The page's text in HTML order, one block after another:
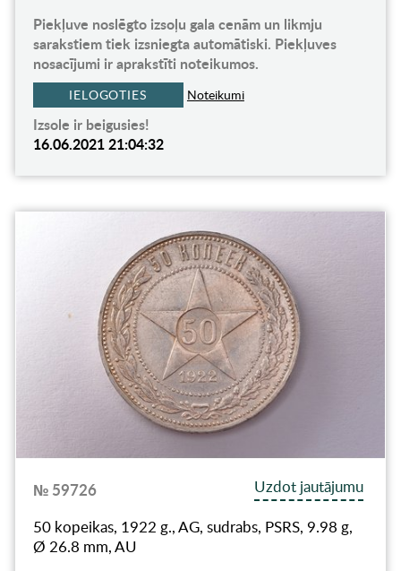
Piekļuve noslēgto izsoļu gala cenām un likmju
sarakstiem tiek izsniegta automātiski. Piekļuves
nosacījumi ir aprakstīti noteikumos.
IELOGOTIES Noteikumi
Izsole ir beigusies!
16.06.2021 21:04:32
№ 59726
Uzdot jautājumu
50 kopeikas, 1922 g., AG, sudrabs, PSRS, 9.98 g,
Ø 26.8 mm, AU